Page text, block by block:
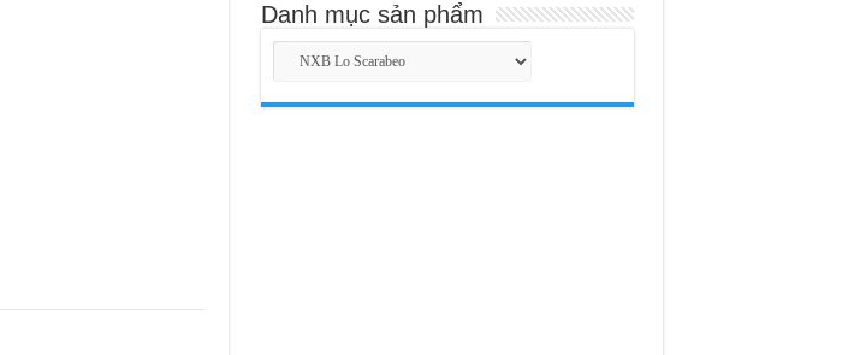
Danh mục sản phẩm